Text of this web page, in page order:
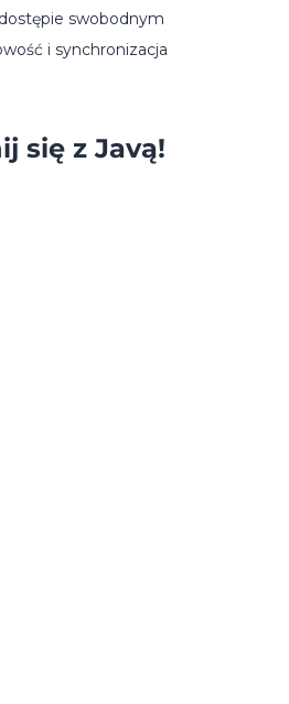
swobodnym
i synchronizacja
się z Javą!